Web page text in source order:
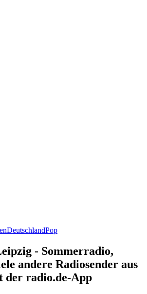
DeutschlandPop
- Sommerradio,
andere Radiosender aus
der radio.de-App